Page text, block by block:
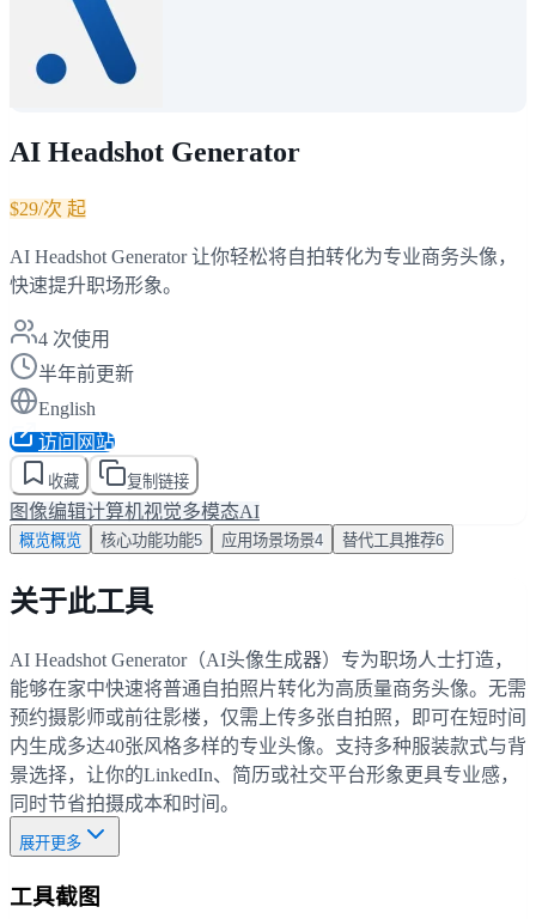
AI Headshot Generator
$29/次 起
AI Headshot Generator 让你轻松将自拍转化为专业商务头像，
快速提升职场形象。
4 次使用
半年前更新
English
访问网站
收藏 复制链接
图像编辑计算机视觉多模态AI
概览概览 核心功能功能5 应用场景场景4 替代工具推荐6
关于此工具
AI Headshot Generator（AI头像生成器）专为职场人士打造，
能够在家中快速将普通自拍照片转化为高质量商务头像。无需
预约摄影师或前往影楼，仅需上传多张自拍照，即可在短时间
内生成多达40张风格多样的专业头像。支持多种服装款式与背
景选择，让你的LinkedIn、简历或社交平台形象更具专业感，
同时节省拍摄成本和时间。
展开更多
工具截图